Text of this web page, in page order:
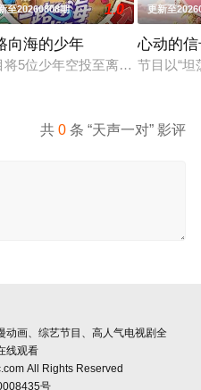
芒果TV、小芒联合出品的青春
至20260808期 1.0
向海的少年
将5位少年空投至离海最远的大
更新至
心动的
节目以“
共0 条 “天声一对” 影评
动画、综艺节目、高人气电视剧全
线观看
All Rights Reserved
号